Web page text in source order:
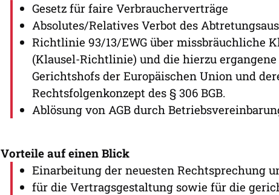
Gesetz für faire Verbraucherverträge
Absolutes/Relatives Verbot des
Richtlinie 93/13/EWG über missbräuchliche
(Klausel-Richtlinie) und die hierzu
Gerichtshofs der Europäischen Union und
Rechtsfolgenkonzept des § 306 BGB.
Ablösung von AGB durch
Vorteile auf einen Blick
Einarbeitung der neuesten Rechtsprechung
für die Vertragsgestaltung sowie für die